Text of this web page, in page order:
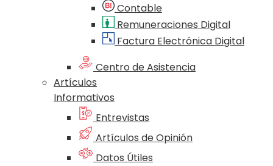
Contable
Remuneraciones Digital
Factura Electrónica Digital
Centro de Asistencia
Artículos
Informativos
Entrevistas
Artículos de Opinión
Datos Útiles